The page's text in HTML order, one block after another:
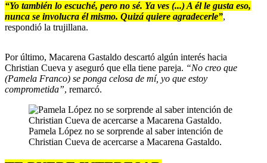
“Yo también lo escuché, pero no sé. Ya ves (...) A él le gusta eso,
nunca se involucra él mismo. Quizá quiere agradecerle”,
respondió la trujillana.
Por último, Macarena Gastaldo descartó algún interés hacia
Christian Cueva y aseguró que ella tiene pareja. “No creo que
(Pamela Franco) se ponga celosa de mí, yo que estoy
comprometida”, remarcó.
Pamela López no se sorprende al saber intención de
Christian Cueva de acercarse a Macarena Gastaldo.